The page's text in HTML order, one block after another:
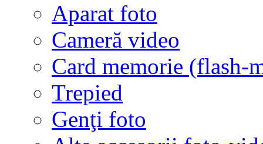
Aparat foto
Cameră video
Card memorie (flash-
Trepied
Genţi foto